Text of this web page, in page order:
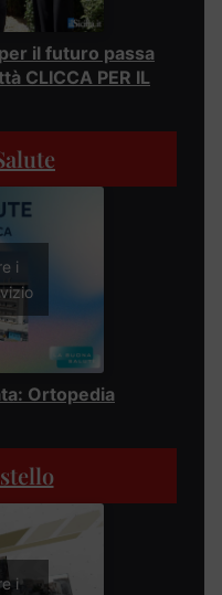
il futuro passa
CLICCA PER IL
i
Ortopedia
i